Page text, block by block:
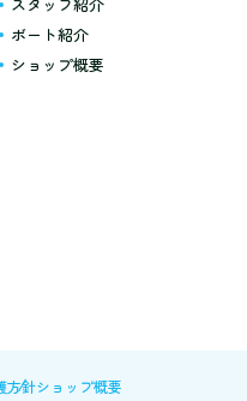
ボート紹介
ショップ概要
方針ショップ概要